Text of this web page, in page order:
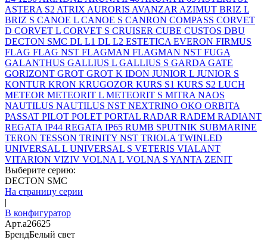
ASTERA S2 ATRIX AURORIS AVANZAR AZIMUT BRIZ L
BRIZ S CANOE L CANOE S CANRON COMPASS CORVET
D CORVET L CORVET S CRUISER CUBE CUSTOS DBU
DECTON SMC DL L1 DL L2 ESTETICA EVERON FIRMUS
FLAG FLAG NST FLAGMAN FLAGMAN NST FUGA
GALANTHUS GALLIUS L GALLIUS S GARDA GATE
GORIZONT GROT GROT K IDON JUNIOR L JUNIOR S
KONTUR KRON KRUGOZOR KURS S1 KURS S2 LUCH
METEOR METEORIT L METEORIT S MITRA NAOS
NAUTILUS NAUTILUS NST NEXTRINO OKO ORBITA
PASSAT PILOT POLET PORTAL RADAR RADEM RADIANT
REGATA IP44 REGATA IP65 RUMB SPUTNIK SUBMARINE
TERON TESSON TRINITY NST TRIOLA TWINLED
UNIVERSAL L UNIVERSAL S VETERIS VIALANT
VITARION VIZIV VOLNA L VOLNA S YANTA ZENIT
Выберите серию:
DECTON SMC
На страницу серии
|
В конфигуратор
Арт.a26625
БрендБелый свет